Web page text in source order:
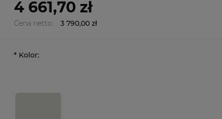
4 661,70 zł
Cena netto: 3 790,00 zł
* Kolor: